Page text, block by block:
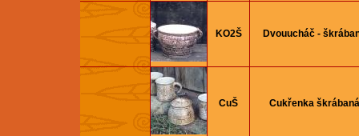
KO2Š Dvouucháč -
CuŠ Cukřenka škrábaná